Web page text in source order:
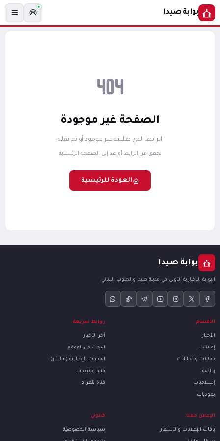
بوابة صيدا
الصفحة غير موجودة
الرابط الذي طلبته غير موجود أو تم نقله
تحقق من الرابط أو عد إلى الصفحة الرئيسية
العودة للرئيسية
بوابة صيدا
البوابة الإخبارية الأولى في مدينة صيدا والجنوب اللبناني
الأقسام
الأخبار
إعلانات
مقالات و تحليلات
رياضة
إسلاميات
يهوديات
روابط سريعة
آخر الأخبار
البحث في الموقع
القنوات الإخبارية (مباشر)
قناة واتساب
قناة تلغرام
الإعلان معنا
باقات الإعلانات والأسعار
قانوني
سياسة الخصوصية